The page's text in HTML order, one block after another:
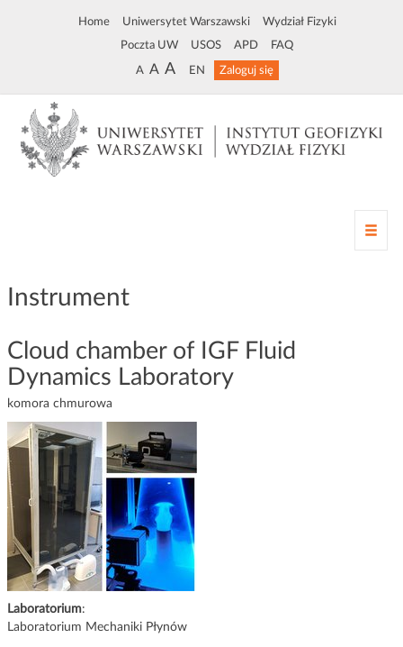
Home Uniwersytet Warszawski Wydział Fizyki
Poczta UW USOS APD FAQ
A A A EN Zaloguj się
Z
m
Instrument
Cloud chamber of IGF Fluid
Dynamics Laboratory
komora chmurowa
Laboratorium:
Laboratorium Mechaniki Płynów